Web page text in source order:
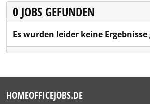
0 JOBS GEFUNDEN
Es wurden leider keine
HOMEOFFICEJOBS.DE